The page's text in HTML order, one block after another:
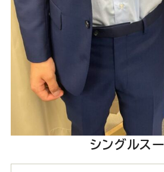
シングルス